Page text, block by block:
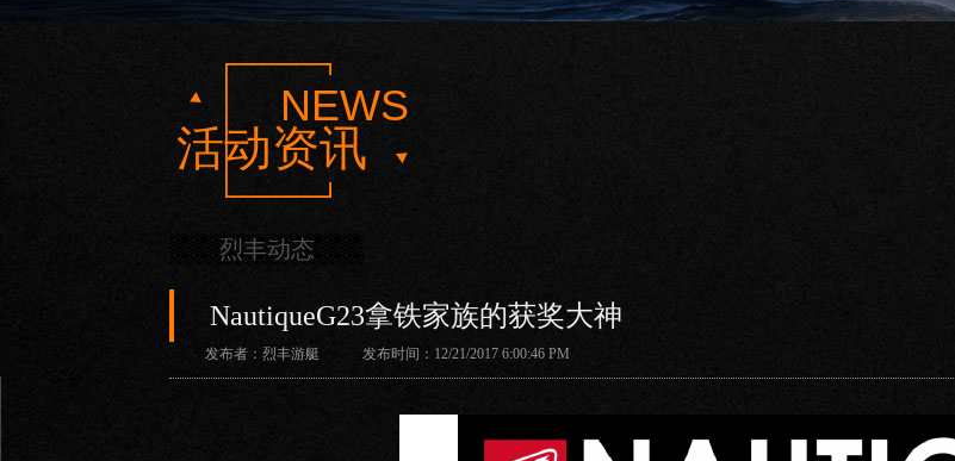
NEWS
活动资讯
烈丰动态
NautiqueG23拿铁家族的获奖大神
发布者：烈丰游艇 发布时间：12/21/2017 6:00:46 PM